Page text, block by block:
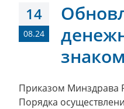
14
08.24
Приказом Минздрава
Порядка